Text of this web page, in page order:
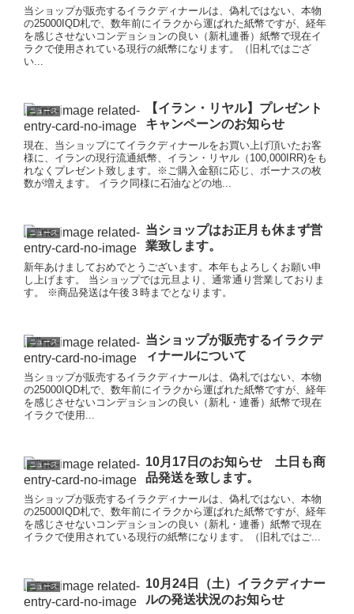
当ショップが販売するイラクディナールは、偽札ではない、本物
の25000IQD札で、数年前にイラクから運ばれた紙幣ですが、経年
を感じさせないコンデョションの良い（新札連番）紙幣で現在イ
ラクで使用されている現行の紙幣になります。（旧札ではござ
い...
ニュース
【イラン・リヤル】プレゼント
キャンペーンのお知らせ
現在、当ショップにてイラクディナールをお買い上げ頂いたお客
様に、イランの現行流通紙幣、イラン・リヤル（100,000IRR)をも
れなくプレゼント致します。※ご購入金額に応じ、ボーナスの枚
数が増えます。 イラク同様に石油などの地...
ニュース
当ショップはお正月も休まず営
業致します。
新年あけましておめでとうございます。本年もよろしくお願い申
し上げます。 当ショップでは元旦より、通常通り営業しておりま
す。 ※商品発送は午後３時までとなります。
ニュース
当ショップが販売するイラクデ
ィナールについて
当ショップが販売するイラクディナールは、偽札ではない、本物
の25000IQD札で、数年前にイラクから運ばれた紙幣ですが、経年
を感じさせないコンデョションの良い（新札・連番）紙幣で現在
イラクで使用...
ニュース
10月17日のお知らせ 土日も商
品発送を致します。
当ショップが販売するイラクディナールは、偽札ではない、本物
の25000IQD札で、数年前にイラクから運ばれた紙幣ですが、経年
を感じさせないコンデョションの良い（新札・連番）紙幣で現在
イラクで使用されている現行の紙幣になります。（旧札ではご...
ニュース
10月24日（土）イラクディナー
ルの発送状況のお知らせ